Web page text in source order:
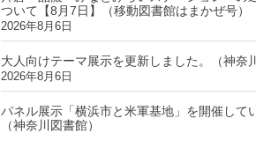
ついて【8月7日】（移動図書館はまかぜ号）
2026年8月6日
大人向けテーマ展示を更新しました。（神奈
2026年8月6日
パネル展示「横浜市と米軍基地」を開催して
（神奈川図書館）